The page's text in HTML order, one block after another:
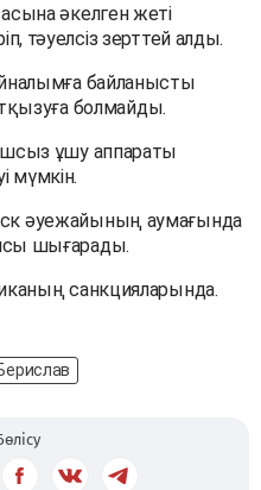
әкелген жеті
тәуелсіз зерттей алды.
байланысты
болмайды.
ұшу аппараты
мүмкін.
әуежайының аумағында
шығарады.
санкцияларында.